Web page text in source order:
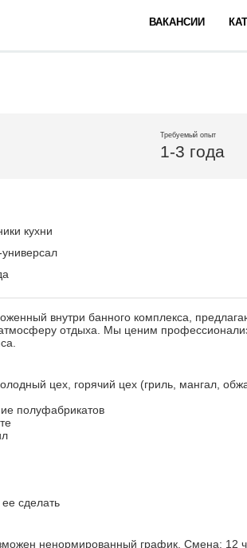
ВАКАНСИИ
Требуемый опыт
1-3 года
кухни
внутри банного комплекса,
отдыха. Мы ценим
цех, горячий цех (гриль, мангал,
полуфабрикатов
сделать
ненормированный график. Смена: 12